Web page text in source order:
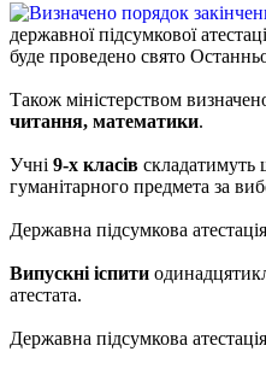
державної підсумкової
буде проведено свято
Також міністерством
читання, математики.
Учні 9-х класів складатимуть
гуманітарного предмета за
Державна підсумкова
Випускні іспити
атестата.
Державна підсумкова